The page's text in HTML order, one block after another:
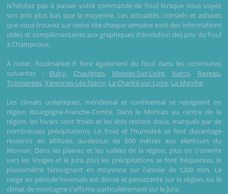
N'hésitez pas à passer votre commande de fioul lorsque vous voyez
son prix plus bas que la moyenne. Les actualités, conseils et astuces
que vous trouvez sur notre site chaque semaine sont des informations
utiles et complémentaires aux graphiques d'évolution des prix du fioul
à Champvoux.
À noter, fioulmarket.fr livre également du fioul dans les communes
suivantes : Bulcy, Chaulgnes, Mesves-Sur-Loire, Narcy, Raveau,
Tronsanges, Varennes-Lès-Narcy, La Charité-sur-Loire, La Marche.
Les climats océaniques, méridional et continental se rejoignent en
région Bourgogne-Franche-Comté. Dans le Morvan au centre de la
région, les hivers sont froids et les étés restent doux, marqués par de
nombreuses précipitations. Le froid et l'humidité se font davantage
ressentir en altitude, au-dessus de 600 mètres aux alentours du
Morvan. Dans les plaines et les vallées de la région, plus on s'oriente
vers les Vosges et le Jura, plus les précipitations se font fréquentes, le
pluviomètre témoignant en moyenne sur l'année de 1200 mm. La
neige en période hivernale est dense et persistante sur la région, où le
climat de montagne s'affirme particulièrement sur le Jura.